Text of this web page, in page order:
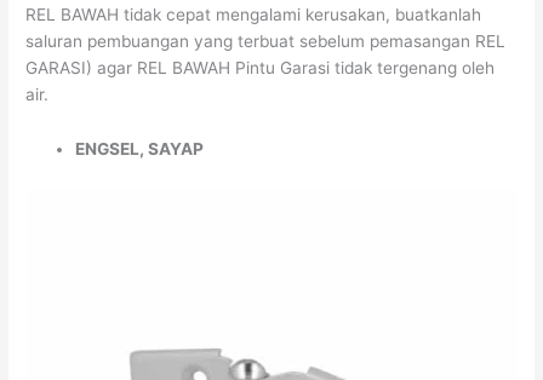
REL BAWAH tidak cepat mengalami kerusakan, buatkanlah
saluran pembuangan yang terbuat sebelum pemasangan REL
GARASI) agar REL BAWAH Pintu Garasi tidak tergenang oleh
air.
ENGSEL, SAYAP